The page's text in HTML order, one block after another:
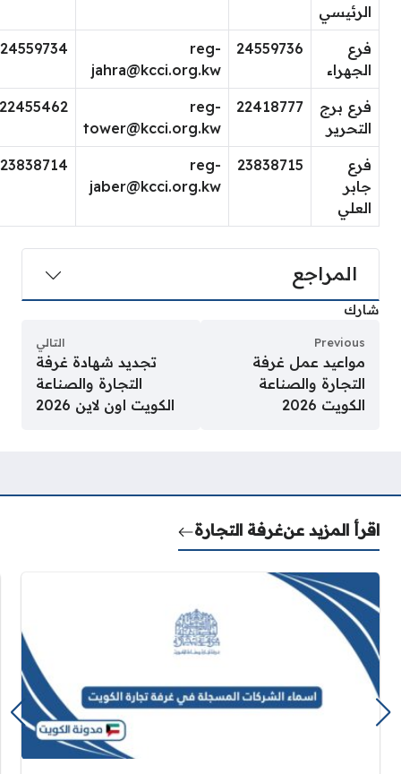
الرئيسي
فرع
الجهراء
24559736
reg-
jahra@kcci.org.kw
24559734
فرع برج
التحرير
22418777
reg-
tower@kcci.org.kw
22455462
فرع
جابر
العلي
23838715
reg-
jaber@kcci.org.kw
23838714
المراجع
شارك
Previous
مواعيد عمل غرفة
التجارة والصناعة
الكويت 2026
التالي
تجديد شهادة غرفة
التجارة والصناعة
الكويت اون لاين 2026
اقرأ المزيد عنغرفة التجارة